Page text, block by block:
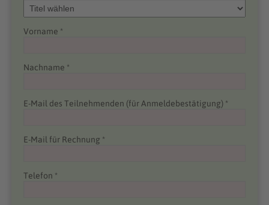
Vorname *
Nachname *
E-Mail des Teilnehmenden (für Anmeldebestätigung) *
E-Mail für Rechnung *
Telefon *